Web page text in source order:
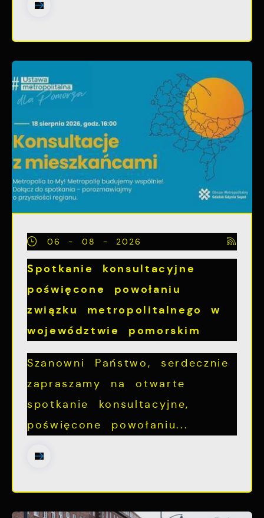
06 - 08 - 2026
Spotkanie konsultacyjne
poświęcone powołaniu
związku metropolitalnego w
województwie pomorskim
Szanowni Państwo, serdecznie
zapraszamy na otwarte
spotkanie konsultacyjne,
poświęcone powołaniu...